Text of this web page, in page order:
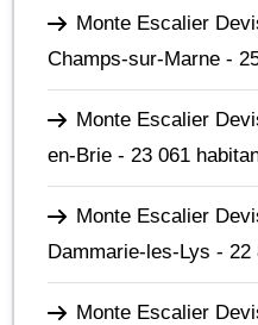
Monte Escalier
Champs-sur-Marne -
Monte Escalier
en-Brie - 23 061
Monte Escalier
Dammarie-les-Lys - 22
Monte Escalier